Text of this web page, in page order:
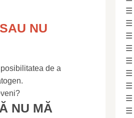
NU
de a
NU MĂ
☰
☰
☰
☰
☰
☰
☰
☰
☰